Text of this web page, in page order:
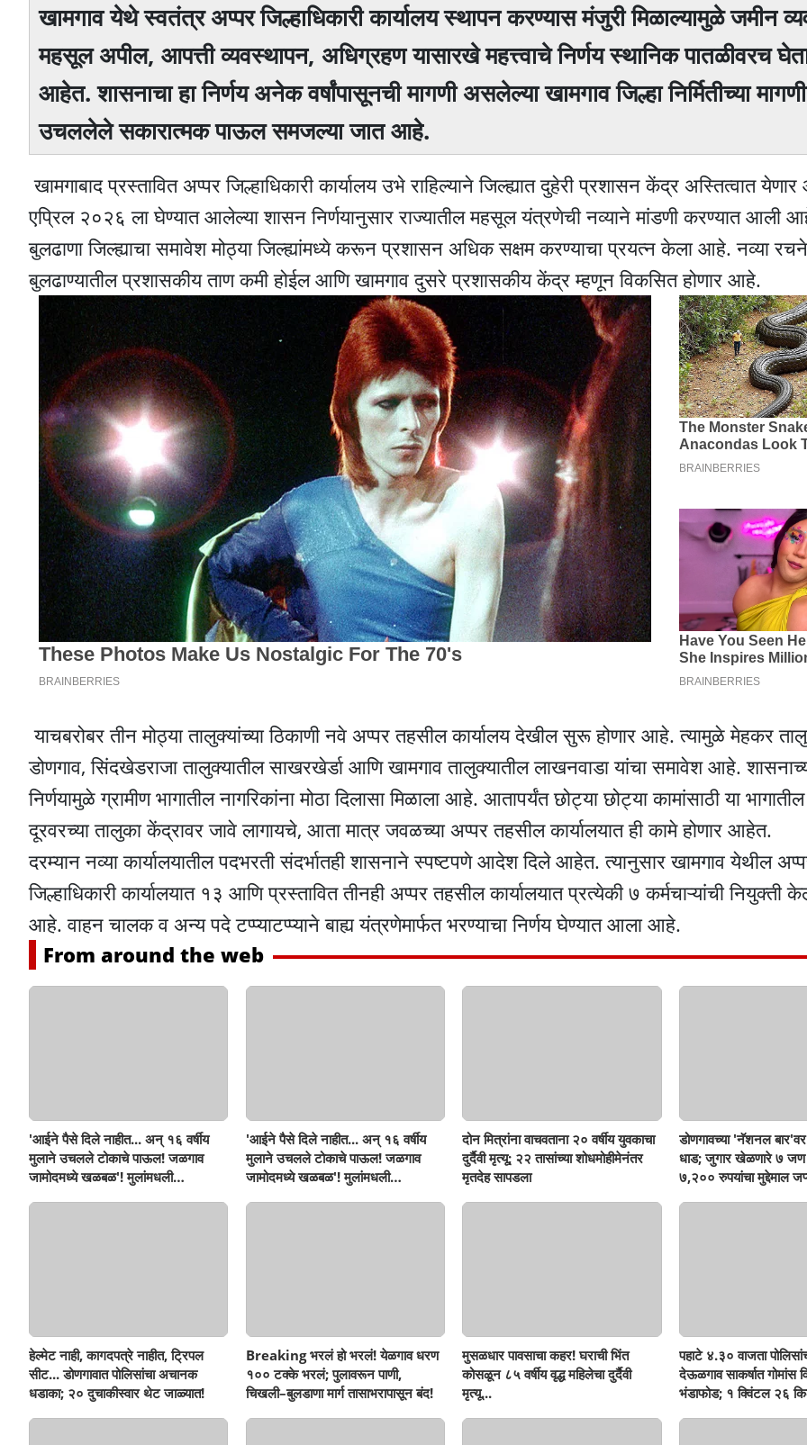
खामगाव येथे स्वतंत्र अप्पर जिल्हाधिकारी कार्यालय स्थापन करण्यास मंजुरी मिळाल्यामुळे जमीन
महसूल अपील, आपत्ती व्यवस्थापन, अधिग्रहण यासारखे महत्त्वाचे निर्णय स्थानिक पातळीवरच
आहेत. शासनाचा हा निर्णय अनेक वर्षांपासूनची मागणी असलेल्या खामगाव जिल्हा निर्मितीच्या
उचललेले सकारात्मक पाऊल समजल्या जात आहे.
खामगाबाद प्रस्तावित अप्पर जिल्हाधिकारी कार्यालय उभे राहिल्याने जिल्ह्यात दुहेरी प्रशासन केंद्र अस्तित्वात
एप्रिल २०२६ ला घेण्यात आलेल्या शासन निर्णयानुसार राज्यातील महसूल यंत्रणेची नव्याने मांडणी करण्यात आली
बुलढाणा जिल्ह्याचा समावेश मोठ्या जिल्ह्यांमध्ये करून प्रशासन अधिक सक्षम करण्याचा प्रयत्न केला आहे. नव्या
बुलढाण्यातील प्रशासकीय ताण कमी होईल आणि खामगाव दुसरे प्रशासकीय केंद्र म्हणून विकसित होणार आहे.
याचबरोबर तीन मोठ्या तालुक्यांच्या ठिकाणी नवे अप्पर तहसील कार्यालय देखील सुरू होणार आहे. त्यामुळे मेहकर
डोणगाव, सिंदखेडराजा तालुक्यातील साखरखेर्डा आणि खामगाव तालुक्यातील लाखनवाडा यांचा समावेश आहे.
निर्णयामुळे ग्रामीण भागातील नागरिकांना मोठा दिलासा मिळाला आहे. आतापर्यंत छोट्या छोट्या कामांसाठी या
दूरवरच्या तालुका केंद्रावर जावे लागायचे, आता मात्र जवळच्या अप्पर तहसील कार्यालयात ही कामे होणार आहेत.
दरम्यान नव्या कार्यालयातील पदभरती संदर्भातही शासनाने स्पष्टपणे आदेश दिले आहेत. त्यानुसार खामगाव येथील
जिल्हाधिकारी कार्यालयात १३ आणि प्रस्तावित तीनही अप्पर तहसील कार्यालयात प्रत्येकी ७ कर्मचाऱ्यांची नियुक्ती
आहे. वाहन चालक व अन्य पदे टप्प्याटप्प्याने बाह्य यंत्रणेमार्फत भरण्याचा निर्णय घेण्यात आला आहे.
From around the web
'आईने पैसे दिले नाहीत... अन् १६ वर्षीय
मुलाने उचलले टोकाचे पाऊल! जळगाव
जामोदमध्ये खळबळ'! मुलांमधली
'आईने पैसे दिले नाहीत... अन् १६ वर्षीय
मुलाने उचलले टोकाचे पाऊल! जळगाव
जामोदमध्ये खळबळ'! मुलांमधली
दोन मित्रांना वाचवताना २० वर्षीय युवकाचा
दुर्दैवी मृत्यू; २२ तासांच्या शोधमोहीमेनंतर
मृतदेह सापडला
डोणगावच्या 'नॅशनल बार'वर
धाड; जुगार खेळणारे ७
७,२०० रुपयांचा मुद्देमाल
हेल्मेट नाही, कागदपत्रे नाहीत, ट्रिपल
सीट... डोणगावात पोलिसांचा अचानक
धडाका; २० दुचाकीस्वार थेट जाळ्यात!
Breaking भरलं हो भरलं! येळगाव धरण
१०० टक्के भरलं; पुलावरून पाणी,
चिखली–बुलडाणा मार्ग तासाभरापासून बंद!
मुसळधार पावसाचा कहर! घराची भिंत
कोसळून ८५ वर्षीय वृद्ध महिलेचा दुर्दैवी
मृत्यू...
पहाटे ४.३० वाजता
देऊळगाव साकर्षात गोमांस
भंडाफोड; १ क्विंटल २६